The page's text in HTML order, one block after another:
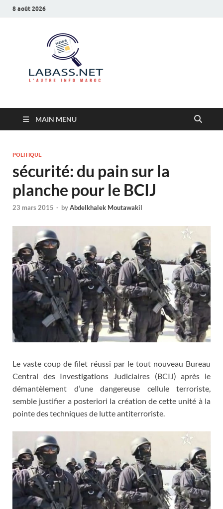
8 août 2026
MAIN MENU
POLITIQUE
sécurité: du pain sur la
planche pour le BCIJ
23 mars 2015 - byAbdelkhalek Moutawakil
Le vaste coup de filet réussi par le tout nouveau Bureau
Central des Investigations Judiciaires (BCIJ) après le
démantèlement d’une dangereuse cellule terroriste,
semble justifier a posteriori la création de cette unité à la
pointe des techniques de lutte antiterroriste.